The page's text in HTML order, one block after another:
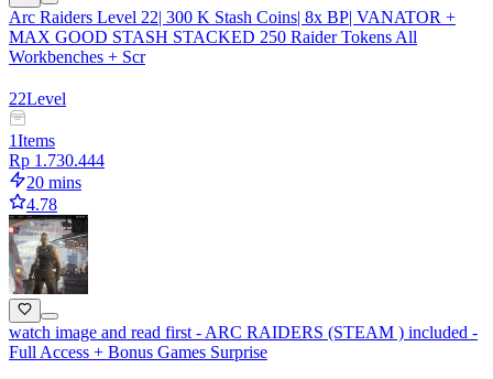
Arc Raiders Level 22| 300 K Stash Coins| 8x BP| VANATOR +
MAX GOOD STASH STACKED 250 Raider Tokens All
Workbenches + Scr
22Level
1Items
Rp 1.730.444
20 mins
4.78
watch image and read first - ARC RAIDERS (STEAM ) included -
Full Access + Bonus Games Surprise